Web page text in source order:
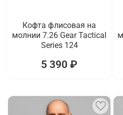
Кофта флисовая на
молнии 7.26 Gear Tactical
Series 124
5 390 ₽